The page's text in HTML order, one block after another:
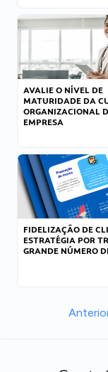
AVALIE O NÍVEL DE
MATURIDADE DA
ORGANIZACIONAL
EMPRESA
FIDELIZAÇÃO DE
ESTRATÉGIA POR
GRANDE NÚMERO